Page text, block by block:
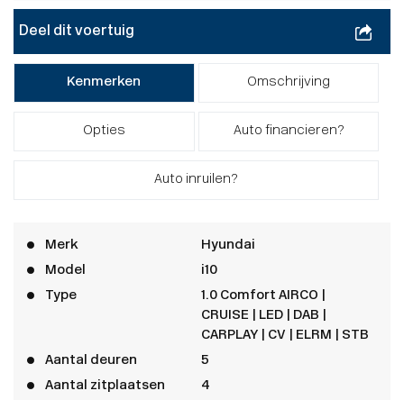
Deel dit voertuig
Kenmerken Omschrijving
Opties Auto financieren?
Auto inruilen?
Merk
Hyundai
Model
i10
Type
1.0 Comfort AIRCO |
CRUISE | LED | DAB |
CARPLAY | CV | ELRM | STB
Aantal deuren
5
Aantal zitplaatsen
4